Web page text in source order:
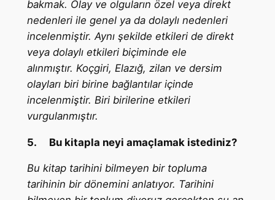
bakmak. Olay ve olguların özel veya direkt
nedenleri ile genel ya da dolaylı nedenleri
incelenmiştir. Aynı şekilde etkileri de direkt
veya dolaylı etkileri biçiminde ele
alınmıştır. Koçgiri, Elazığ, zilan ve dersim
olayları biri birine bağlantılar içinde
incelenmiştir. Biri birilerine etkileri
vurgulanmıştır.
5. Bu kitapla neyi amaçlamak istediniz?
Bu kitap tarihini bilmeyen bir topluma
tarihinin bir dönemini anlatıyor. Tarihini